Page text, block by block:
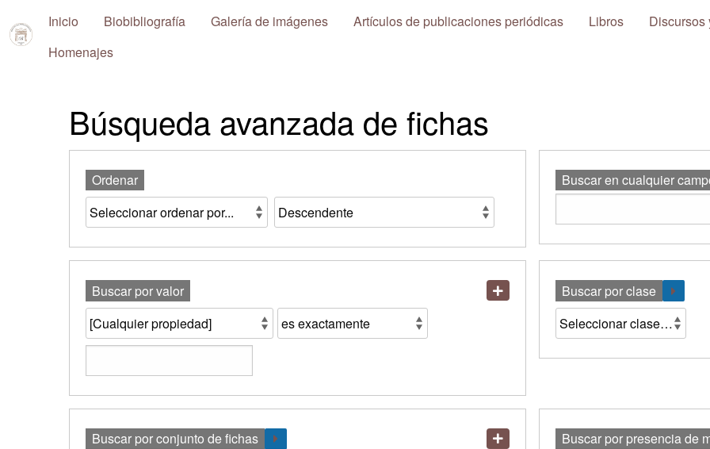
Repositorio
Pablo
Ferreira
Huelmo
Inicio Biobibliografía Galería de imágenes Artículos de publicaciones periódicas Libros
Discursos
Homenajes
Búsqueda avanzada de fichas
Ordenar Buscar en cualquier
Buscar por valor Buscar por clase
Buscar por conjunto de fichas Buscar por presencia de